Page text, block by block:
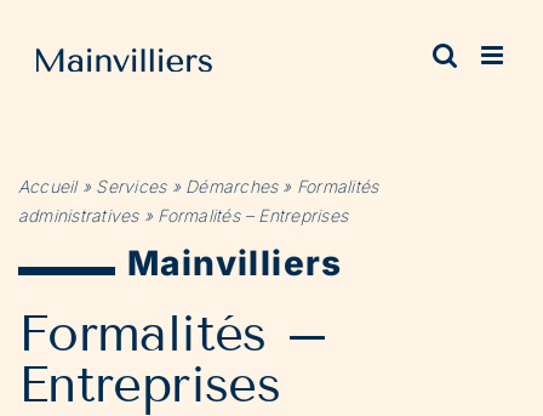
contenu
Accueil» Services» Démarches» Formalités
administratives» Formalités – Entreprises
Mainvilliers
Formalités –
Entreprises